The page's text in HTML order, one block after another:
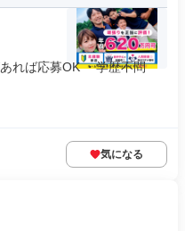
れば応募OK ・学歴不問
気になる